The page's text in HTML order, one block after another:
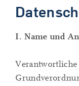
I. Name und